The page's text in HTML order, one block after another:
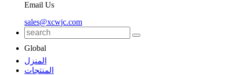
Email Us
sales@xcwjc.com
Global
المنزل
المنتجات